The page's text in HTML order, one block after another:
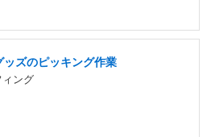
ズのピッキング作業
ング